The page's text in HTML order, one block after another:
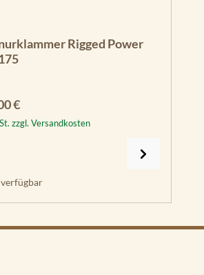
Rigged Power
€
zzgl. Versandkosten